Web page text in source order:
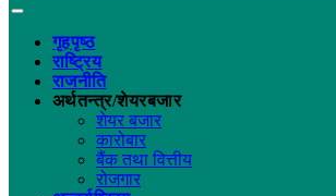
गृहपृष्ठ
राष्ट्रिय
राजनीति
अर्थतन्त्र/शेयरबजार
शेयर बजार
कारोबार
बैंक तथा वित्तीय
रोजगार